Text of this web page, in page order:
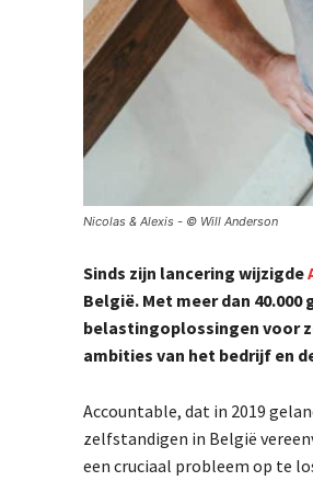
Nicolas & Alexis - © Will Anderson
Sinds zijn lancering wijzigde
België. Met meer dan
belastingoplossingen voor
ambities van het bedrijf en
Accountable, dat in 2019
zelfstandigen in België
een cruciaal probleem op te